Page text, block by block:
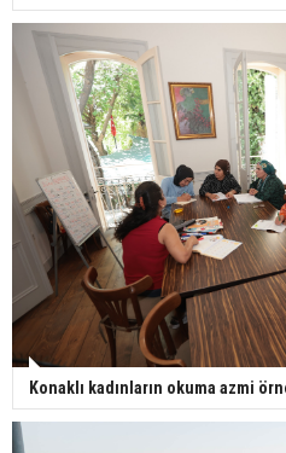
Konaklı kadınların okuma azmi